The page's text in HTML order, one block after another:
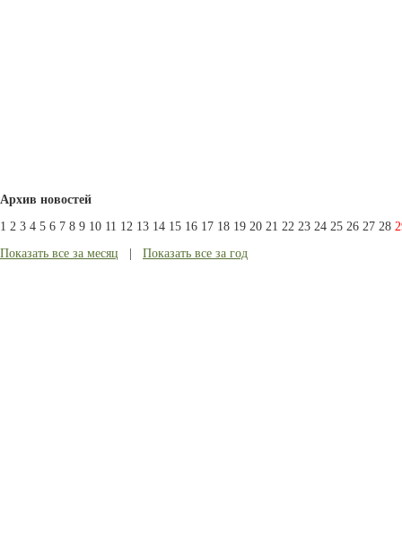
Архив новостей
1 2 3 4 5 6 7 8 9 10 11 12 13 14 15 16 17 18 19 20 21 22 23 24 25 26 27 28
Показать все за месяц
Показать все за год